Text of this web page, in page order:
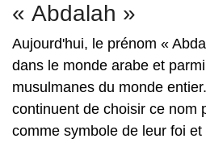
« Abdalah »
Aujourd'hui, le prénom «
dans le monde arabe et
musulmanes du monde
continuent de choisir ce nom
comme symbole de leur foi